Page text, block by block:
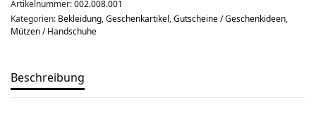
Artikelnummer:002.008.001
Kategorien: Bekleidung,Geschenkartikel,Gutscheine / Geschenkideen,
Mützen / Handschuhe
Beschreibung
Bekleidung
Gutscheine / Geschenkideen
Kompasse